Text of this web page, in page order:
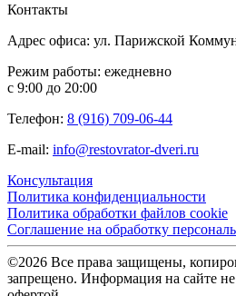
Контакты
Адрес офиса: ул. Парижской
Режим работы: ежедневно
с 9:00 до 20:00
Телефон: 8 (916) 709-06-44
E-mail: info@restovrator-dveri.ru
Консультация
Политика конфиденциальности
Политика обработки файлов cookie
Соглашение на обработку
©2026 Все права защищены,
запрещено. Информация на сайте